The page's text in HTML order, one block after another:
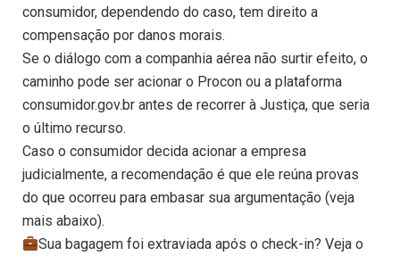
consumidor, dependendo do caso, tem direito a
compensação por danos morais.
Se o diálogo com a companhia aérea não surtir efeito, o
caminho pode ser acionar o Procon ou a plataforma
consumidor.gov.br antes de recorrer à Justiça, que seria
o último recurso.
Caso o consumidor decida acionar a empresa
judicialmente, a recomendação é que ele reúna provas
do que ocorreu para embasar sua argumentação (veja
mais abaixo).
Sua bagagem foi extraviada após o check-in? Veja o